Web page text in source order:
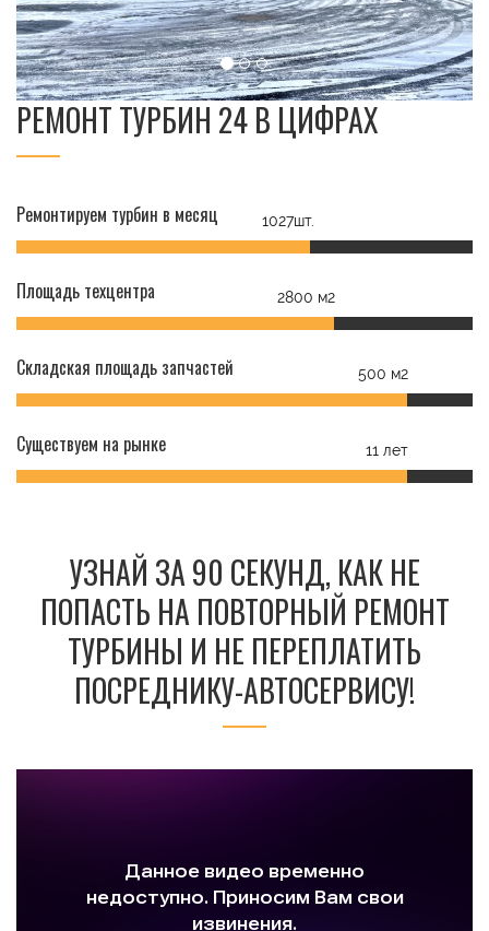
РЕМОНТ ТУРБИН 24 В ЦИФРАХ
Ремонтируем турбин в месяц 1027шт.
Площадь техцентра 2800 м2
Складская площадь запчастей 500 м2
Существуем на рынке 11 лет
УЗНАЙ ЗА 90 СЕКУНД, КАК НЕ
ПОПАСТЬ НА ПОВТОРНЫЙ РЕМОНТ
ТУРБИНЫ И НЕ ПЕРЕПЛАТИТЬ
ПОСРЕДНИКУ-АВТОСЕРВИСУ!